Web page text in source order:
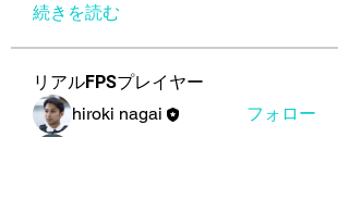
続きを読む
リアルFPSプレイヤー
hiroki nagai
フォロー